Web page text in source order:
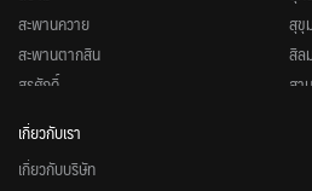
สะพานควาย
สะพานตากสิน
สุรศักดิ์
อนุสาวรีย์ชัยสมรภูมิ
อารีย์
สุขุ
สีล
สา
เกี่ยวกับเรา
เกี่ยวกับบริษัท